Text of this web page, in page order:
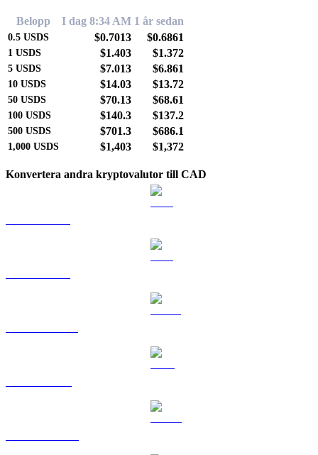
Belopp I dag 8:34 AM 1 år sedan
0.5 USDS $0.7013 $0.6861
1 USDS $1.403 $1.372
5 USDS $7.013 $6.861
10 USDS $14.03 $13.72
50 USDS $70.13 $68.61
100 USDS $140.3 $137.2
500 USDS $701.3 $686.1
1,000 USDS $1,403 $1,372
Konvertera andra kryptovalutor till CAD